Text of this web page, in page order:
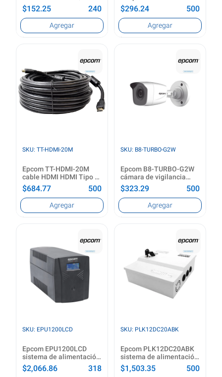
Power Negro
$152.25 240
Longitud de cable
20 m
BNC/DC Power
Ver producto
Agregar
corriente Interior Negro
$296.24 500
Utilizar con
Sistema de vigilancia
96 - 264 V
Voltaje de salida
Agregar
SKU: TT-HDMI-20M
Epcom TT-HDMI-20M
cable HDMI HDMI Tipo A
(Estándar) Negro
$684.77 500
Longitud de cable
20 m
Conector 2
HDMI Tipo A (Estándar)
Color del producto
Negro
Ver producto
Agregar
SKU: B8-TURBO-G2W
Epcom B8-TURBO-G2W
cámara de vigilancia
Bala (forma) Cámara de
seguridad CCTV Interior
y exterior 1920 x 1080
Pixeles Techo/pared
$323.29 500
Cámara de seguridad
Tecnología de
conectividad
Alámbrico
Factor de forma
Agregar
SKU: EPU1200LCD
Epcom EPU1200LCD
sistema de alimentación
ininterrumpida (UPS) 1.2
kVA 720 W 6 salidas AC
$2,066.86 318
SKU: PLK12DC20ABK
Epcom PLK12DC20ABK
sistema de alimentación
ininterrumpida (UPS)
$1,503.35 500